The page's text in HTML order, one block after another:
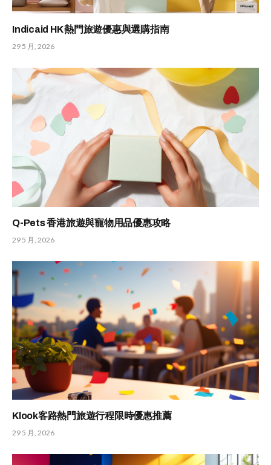
Indicaid HK 熱門旅遊優惠與選購指南
29 5 月, 2026
Q-Pets 香港旅遊與寵物用品優惠攻略
29 5 月, 2026
Klook客路熱門旅遊行程限時優惠推薦
29 5 月, 2026